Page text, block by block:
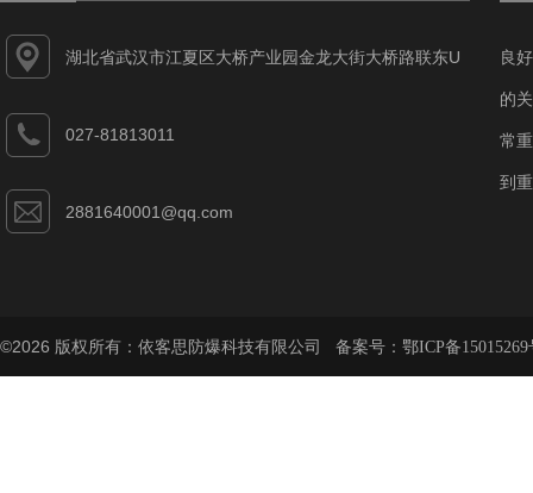
湖北省武汉市江夏区大桥产业园金龙大街大桥路联东U
027-81813011
2881640001@qq.com
良
的
常
到
©2026 版权所有：依客思防爆科技有限公司 备案号： 鄂ICP备15015269